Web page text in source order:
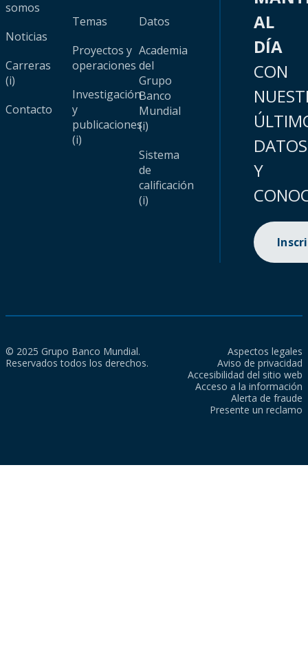
somos
Noticias
Carreras
(i)
Contacto
Temas
Proyectos y
operaciones
Investigación
y
publicaciones
(i)
Datos
Academia
del
Grupo
Banco
Mundial
(i)
Sistema
de
calificación
(i)
AL
DÍA
CON
DATOS
Y
© 2025 Grupo Banco Mundial.
Reservados todos los derechos.
Aspectos legales
Aviso de privacidad
Accesibilidad del sitio web
Acceso a la información
Alerta de fraude
Presente un reclamo